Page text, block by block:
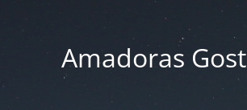
Amadoras